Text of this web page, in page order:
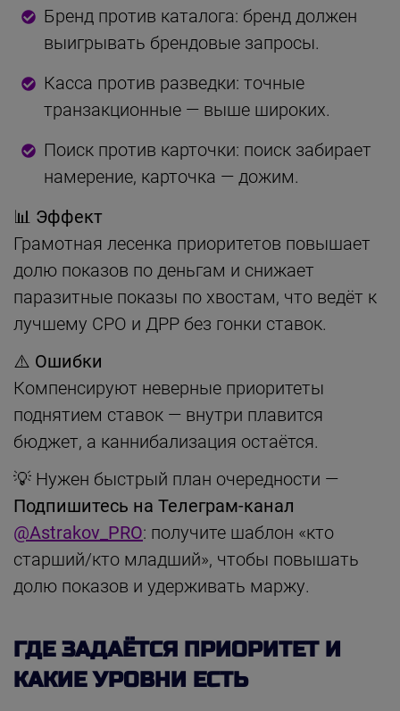
Бренд против каталога: бренд должен
выигрывать брендовые запросы.
Касса против разведки: точные
транзакционные — выше широких.
Поиск против карточки: поиск забирает
намерение, карточка — дожим.
📊 Эффект
Грамотная лесенка приоритетов повышает
долю показов по деньгам и снижает
паразитные показы по хвостам, что ведёт к
лучшему CPO и ДРР без гонки ставок.
⚠️ Ошибки
Компенсируют неверные приоритеты
поднятием ставок — внутри плавится
бюджет, а каннибализация остаётся.
💡 Нужен быстрый план очередности —
Подпишитесь на Телеграм-канал
@Astrakov_PRO: получите шаблон «кто
старший/кто младший», чтобы повышать
долю показов и удерживать маржу.
ГДЕ ЗАДАЁТСЯ ПРИОРИТЕТ И
КАКИЕ УРОВНИ ЕСТЬ